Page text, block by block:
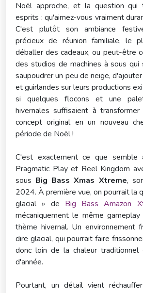
Noël approche, et la question qui
esprits : qu'aimez-vous vraiment
C'est plutôt son ambiance
précieux de réunion familiale, le
déballer des cadeaux, ou peut-être
des studios de machines à sous
saupoudrer un peu de neige,
et guirlandes sur leurs productions
si quelques flocons et une
hivernales suffisaient à transformer
concept original en un nouveau
période de Noël !
C'est exactement ce que
Pragmatic Play et Reel Kingdom
sous Big Bass Xmas Xtreme,
2024. À première vue, on pourrait la
glacial » de Big Bass Amazon
mécaniquement le même
thème hivernal. Un environnement
dire glacial, qui pourrait faire
donc loin de la chaleur
d'année.
Pourtant, un détail vient